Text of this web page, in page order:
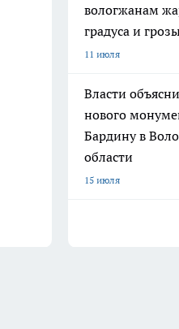
вологжанам
градуса и
11 июля
Власти
нового
Бардину в
области
15 июля